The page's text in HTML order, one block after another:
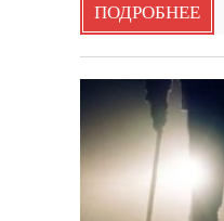
ПОДРОБНЕЕ